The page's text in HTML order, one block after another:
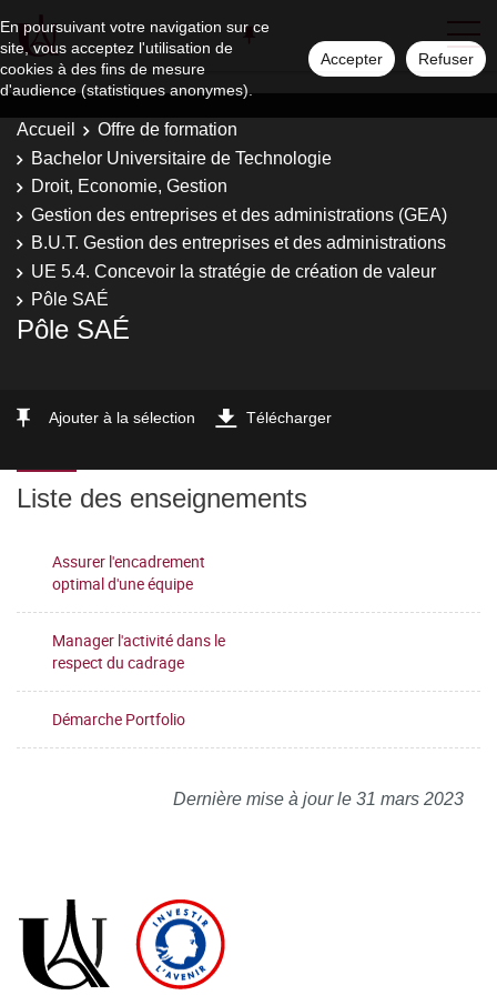
En poursuivant votre navigation sur ce
site, vous acceptez l'utilisation de
cookies à des fins de mesure
d'audience (statistiques anonymes).
Accepter Refuser
Accueil
Offre de formation
Bachelor Universitaire de Technologie
Droit, Economie, Gestion
Gestion des entreprises et des administrations (GEA)
B.U.T. Gestion des entreprises et des administrations
UE 5.4. Concevoir la stratégie de création de valeur
Pôle SAÉ
Pôle SAÉ
Ajouter à la sélection Télécharger
Liste des enseignements
Assurer l'encadrement
optimal d'une équipe
Manager l'activité dans le
respect du cadrage
Démarche Portfolio
Dernière mise à jour le 31 mars 2023